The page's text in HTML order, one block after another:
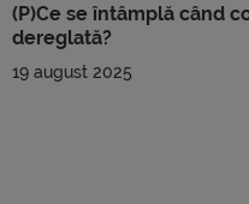
(P)Ce se întâmplă când
dereglată?
19 august 2025